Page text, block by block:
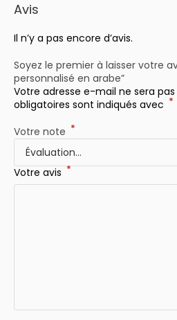
Avis
Il n’y a pas encore d’avis.
Soyez le premier à laisser votre
personnalisé en arabe”
Votre adresse e-mail ne sera pas
obligatoires sont indiqués avec *
Votre note *
Votre avis *